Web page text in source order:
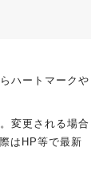
ハートマークや
変更される場合
はHP等で最新